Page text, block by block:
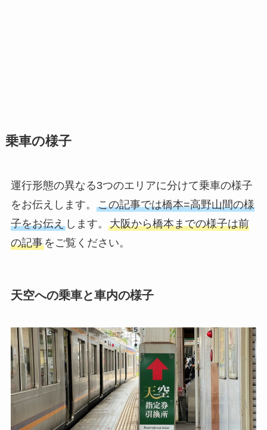
乗車の様子
運行形態の異なる3つのエリアに分けて乗車の様子
をお伝えします。 この記事では橋本=高野山間の様
子をお伝えします。 大阪から橋本までの様子は前
の記事をご覧ください。
天空への乗車と車内の様子